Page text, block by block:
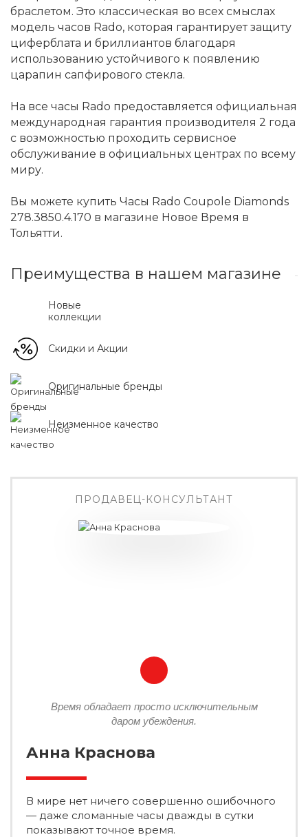
браслетом. Это классическая во всех смыслах
модель часов Rado, которая гарантирует защиту
циферблата и бриллиантов благодаря
использованию устойчивого к появлению
царапин сапфирового стекла.
На все часы Rado предоставляется официальная
международная гарантия производителя 2 года
с возможностью проходить сервисное
обслуживание в официальных центрах по всему
миру.
Вы можете купить Часы Rado Coupole Diamonds
278.3850.4.170 в магазине Новое Время в
Тольятти.
Преимущества в нашем магазине
Новые
коллекции
Скидки и Акции
Оригинальные бренды
Неизменное качество
ПРОДАВЕЦ-КОНСУЛЬТАНТ
Время обладает просто исключительным
даром убеждения.
Анна Краснова
В мире нет ничего совершенно ошибочного
— даже сломанные часы дважды в сутки
показывают точное время.